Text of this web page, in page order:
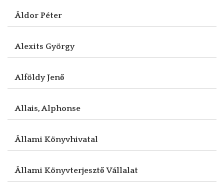
Áldor Péter
Alexits György
Alföldy Jenő
Allais, Alphonse
Állami Könyvhivatal
Állami Könyvterjesztő Vállalat